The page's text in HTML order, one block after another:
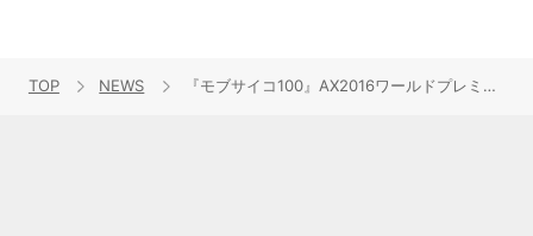
TOP NEWS 『モブサイコ100』AX2016ワールドプレミア、世界最速で第2話を上映！スプーンも曲がるほどの面白さに会場が揺れた！